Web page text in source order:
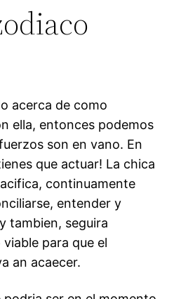
acerca de como
ella, entonces podemos
son en vano. En
que actuar! La chica
continuamente
entender y
tambien, seguira
para que el
an acaecer.